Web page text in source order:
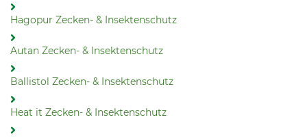
Hagopur Zecken- & Insektenschutz
Autan Zecken- & Insektenschutz
Ballistol Zecken- & Insektenschutz
Heat it Zecken- & Insektenschutz